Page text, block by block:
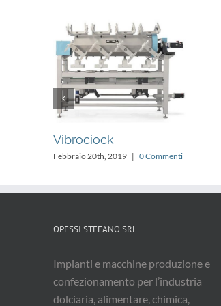
Vibrociock
Febbraio 20th, 2019 | 0 Commenti
OPESSI STEFANO SRL
Impianti e macchine produzione e
confezionamento per l’industria
dolciaria, alimentare, chimica,